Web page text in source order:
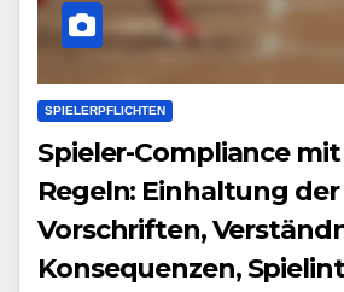
SPIELERPFLICHTEN
Spieler-Compliance
Regeln: Einhaltung der
Vorschriften,
Konsequenzen,